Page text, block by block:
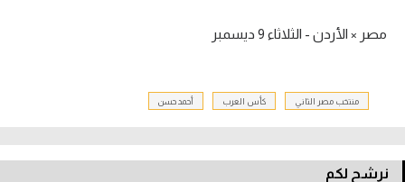
مصر × الأردن - الثلاثاء 9 ديسمبر
منتخب مصر الثاني كأس العرب أحمد حسن
نرشح لكم